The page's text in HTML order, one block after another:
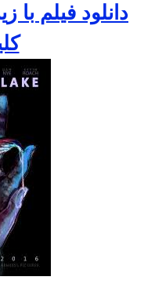
دانلود فيلم با